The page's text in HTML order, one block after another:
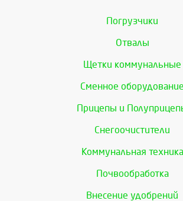
Погрузчики
Отвалы
Щетки коммунальные
Сменное оборудование
Прицепы и
Снегоочистители
Коммунальная техника
Почвообработка
Внесение удобрений